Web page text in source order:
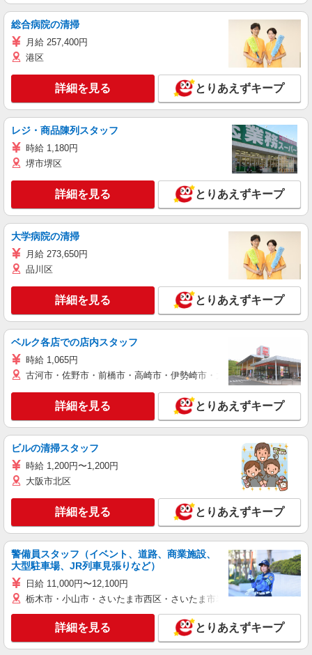
総合病院の清掃
月給 257,400円
港区
詳細を見る とりあえずキープ
レジ・商品陳列スタッフ
時給 1,180円
堺市堺区
詳細を見る とりあえずキープ
大学病院の清掃
月給 273,650円
品川区
詳細を見る とりあえずキープ
ベルク各店での店内スタッフ
時給 1,065円
古河市・佐野市・前橋市・高崎市・伊勢崎市・太田市・館林市・藤
詳細を見る とりあえずキープ
ビルの清掃スタッフ
時給 1,200円〜1,200円
大阪市北区
詳細を見る とりあえずキープ
警備員スタッフ（イベント、道路、商業施設、
大型駐車場、JR列車見張りなど）
日給 11,000円〜12,100円
栃木市・小山市・さいたま市西区・さいたま市岩槻区・久喜市・蓮田
詳細を見る とりあえずキープ